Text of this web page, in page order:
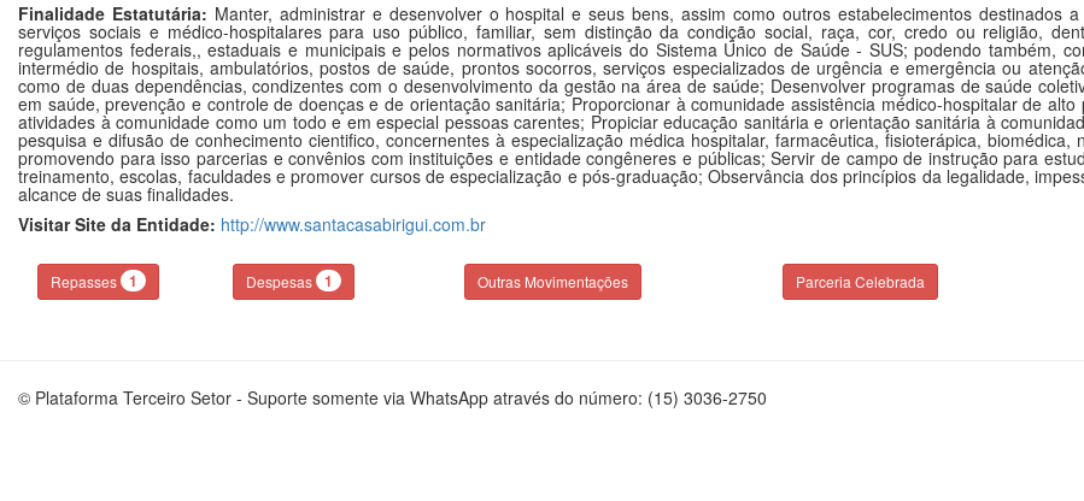
Finalidade Estatutária: Manter, administrar e desenvolver o hospital e seus bens, assim como outros estabelecimentos destinados
serviços sociais e médico-hospitalares para uso público, familiar, sem distinção da condição social, raça, cor, credo ou religião,
regulamentos federais,, estaduais e municipais e pelos normativos aplicáveis do Sistema Único de Saúde - SUS; podendo também,
intermédio de hospitais, ambulatórios, postos de saúde, prontos socorros, serviços especializados de urgência e emergência ou
como de duas dependências, condizentes com o desenvolvimento da gestão na área de saúde; Desenvolver programas de saúde
em saúde, prevenção e controle de doenças e de orientação sanitária; Proporcionar à comunidade assistência médico-hospitalar de
atividades à comunidade como um todo e em especial pessoas carentes; Propiciar educação sanitária e orientação sanitária à
pesquisa e difusão de conhecimento cientifico, concernentes à especialização médica hospitalar, farmacêutica, fisioterápica,
promovendo para isso parcerias e convênios com instituições e entidade congêneres e públicas; Servir de campo de instrução para
treinamento, escolas, faculdades e promover cursos de especialização e pós-graduação; Observância dos princípios da legalidade,
alcance de suas finalidades.
Visitar Site da Entidade: http://www.santacasabirigui.com.br
Repasses 1 Despesas 1 Outras Movimentações Parceria Celebrada
© Plataforma Terceiro Setor - Suporte somente via WhatsApp através do número: (15) 3036-2750